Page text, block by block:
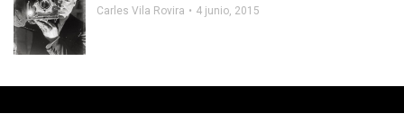
Carles Vila Rovira 4 junio, 2015